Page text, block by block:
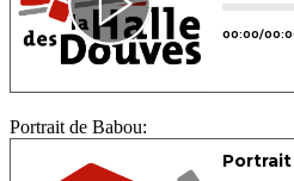
Portrait de Babou: